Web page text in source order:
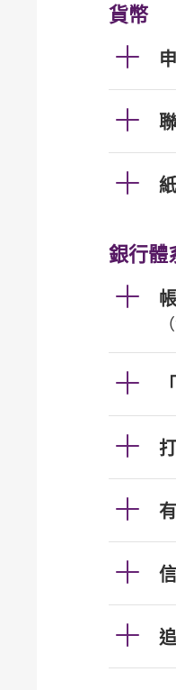
貨幣
銀行體